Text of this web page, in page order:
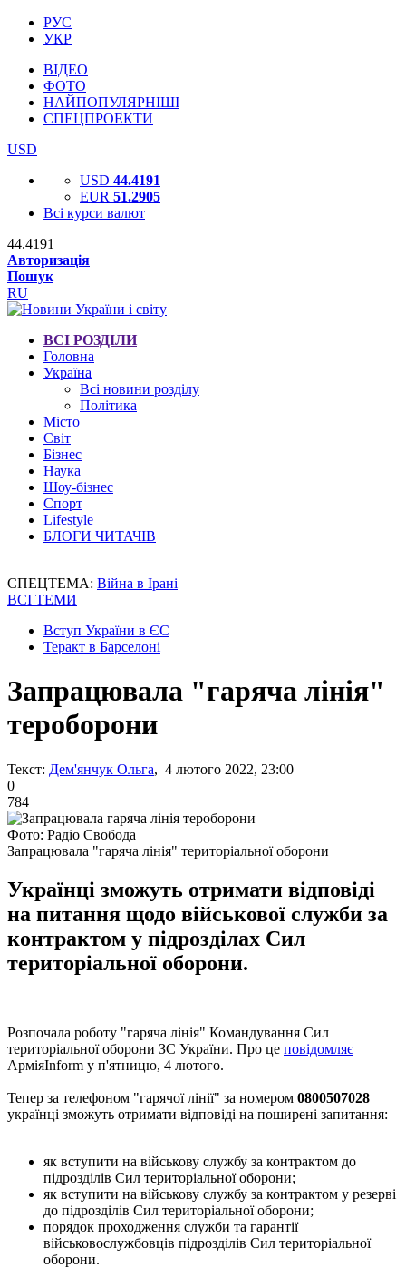
РУС
УКР
ВІДЕО
ФОТО
НАЙПОПУЛЯРНІШІ
СПЕЦПРОЕКТИ
USD
USD 44.4191
EUR 51.2905
Всі курси валют
44.4191
Авторизація
Пошук
RU
ВСІ РОЗДІЛИ
Головна
Україна
Всі новини розділу
Політика
Місто
Світ
Бізнес
Наука
Шоу-бізнес
Спорт
Lifestyle
БЛОГИ ЧИТАЧІВ
СПЕЦТЕМА: Війна в Ірані
ВСІ ТЕМИ
Вступ України в ЄС
Теракт в Барселоні
Запрацювала "гаряча лінія"
тероборони
Текст: Дем'янчук Ольга, 4 лютого 2022, 23:00
0
784
Фото: Радіо Свобода
Запрацювала "гаряча лінія" територіальної оборони
Українці зможуть отримати відповіді
на питання щодо військової служби за
контрактом у підрозділах Сил
територіальної оборони.
Розпочала роботу "гаряча лінія" Командування Сил
територіальної оборони ЗС України. Про це повідомляє
АрміяInform у п'ятницю, 4 лютого.
Тепер за телефоном "гарячої лінії" за номером 0800507028
українці зможуть отримати відповіді на поширені запитання:
як вступити на військову службу за контрактом до
підрозділів Сил територіальної оборони;
як вступити на військову службу за контрактом у резерві
до підрозділів Сил територіальної оборони;
порядок проходження служби та гарантії
військовослужбовців підрозділів Сил територіальної
оборони.